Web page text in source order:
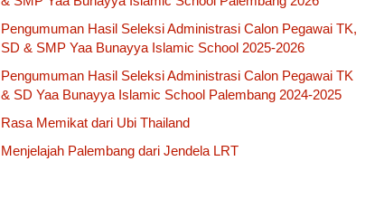
Pengumuman Hasil Seleksi Administrasi Calon Pegawai TK,
SD & SMP Yaa Bunayya Islamic School 2025-2026
Pengumuman Hasil Seleksi Administrasi Calon Pegawai TK
& SD Yaa Bunayya Islamic School Palembang 2024-2025
Rasa Memikat dari Ubi Thailand
Menjelajah Palembang dari Jendela LRT